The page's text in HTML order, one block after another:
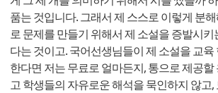
품는 것입니다. 그래서 제 스스로 이렇게 분
로 문제를 만들기 위해서 제 소설을 증발시
다는 것이고. 국어선생님들이 제 소설을 교
한다면 저는 무료로 얼마든지, 통으로 제공할
고 학생들의 자유로운 해석을 묵인하지 않고,